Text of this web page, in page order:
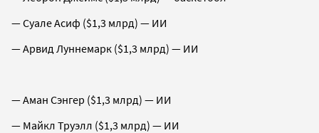
— Суале Асиф ($1,3 млрд) — ИИ
— Арвид Луннемарк ($1,3 млрд) — ИИ
— Аман Сэнгер ($1,3 млрд) — ИИ
— Майкл Труэлл ($1,3 млрд) — ИИ